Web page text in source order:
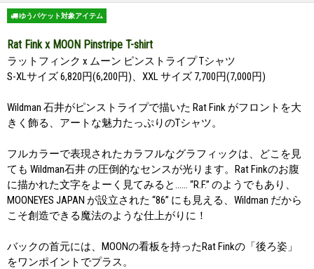
ゆうパケット対象アイテム
Rat Fink x MOON Pinstripe T-shirt
ラットフィンク x ムーン ピンストライプ Tシャツ
S-XLサイズ 6,820円(6,200円)、XXL サイズ 7,700円(7,000円)
Wildman 石井がピンストライプで描いた Rat Fink がフロントを大
きく飾る、アートな魅力たっぷりのTシャツ。
フルカラーで表現されたカラフルなグラフィックは、どこを見
ても Wildman石井 の圧倒的なセンスが光ります。Rat Finkのお腹
に描かれた文字をよーく見てみると…… “R.F.” のようでもあり、
MOONEYES JAPAN が設立された “86” にも見える、Wildman だから
こそ創造できる魔法のような仕上がりに！
バックの首元には、MOONの看板を持ったRat Finkの「後ろ姿」
をワンポイントでプラス。